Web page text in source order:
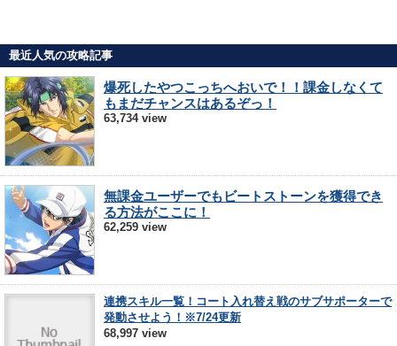
最近人気の攻略記事
爆死したやつこっちへおいで！！課金しなくて
もまだチャンスはあるぞっ！
63,734 view
無課金ユーザーでもビートストーンを獲得でき
る方法がここに！
62,259 view
連携スキル一覧！コート入れ替え戦のサブサポーターで
発動させよう！※7/24更新
68,997 view